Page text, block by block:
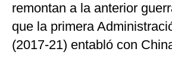
remontan a la anterior
que la primera
(2017-21) entabló con